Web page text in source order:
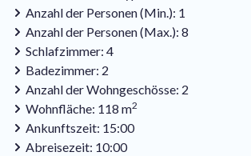
Anzahl der Personen (Min.): 1
Anzahl der Personen (Max.): 8
Schlafzimmer: 4
Badezimmer: 2
Anzahl der Wohngeschösse: 2
Wohnfläche: 118 m2
Ankunftszeit: 15:00
Abreisezeit: 10:00